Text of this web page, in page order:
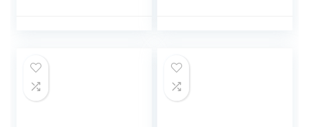
Minerali Con
Vitamina C e 0
Grassi Gluten Free